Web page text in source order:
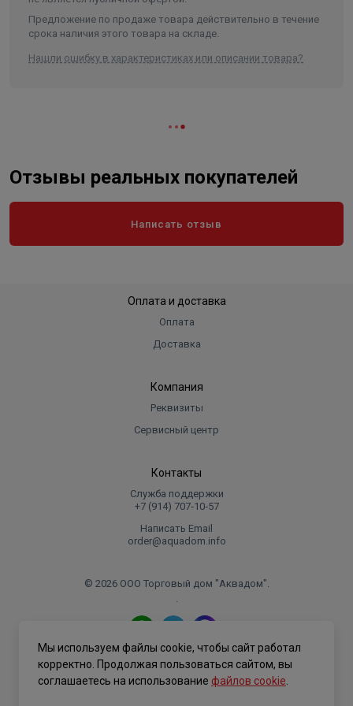
Предложение по продаже товара действительно в течение
срока наличия этого товара на складе.
Нашли ошибку в характеристиках или описании товара?
Отзывы реальных покупателей
Написать отзыв
Оплата и доставка
Оплата
Доставка
Компания
Реквизиты
Сервисный центр
Контакты
Служба поддержки
+7 (914) 707‑10‑57
Написать Email
order@aquadom.info
© 2026 ООО Торговый дом "Аквадом".
.
Политика конфиденциальности
Мы используем файлы cookie, чтобы сайт работал
корректно. Продолжая пользоваться сайтом, вы
соглашаетесь на использование файлов cookie